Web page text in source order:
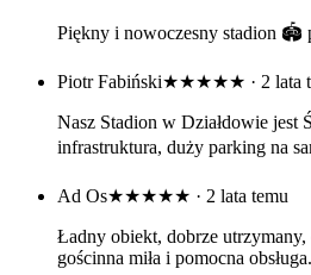
Piękny i nowoczesny stadion 🏟
Piotr Fabiński★★★★★ · 2 lata
Nasz Stadion w Działdowie jest
infrastruktura, duży parking na
Ad Os★★★★★ · 2 lata temu
Ładny obiekt, dobrze
gościnna miła i pomocna